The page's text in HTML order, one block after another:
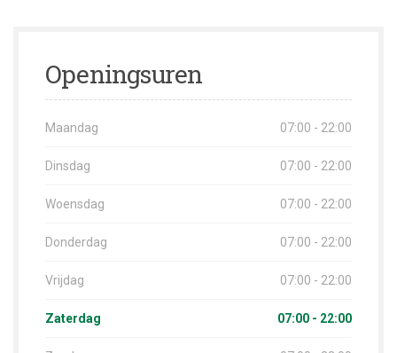
Openingsuren
Maandag 07:00 - 22:00
Dinsdag 07:00 - 22:00
Woensdag 07:00 - 22:00
Donderdag 07:00 - 22:00
Vrijdag 07:00 - 22:00
Zaterdag 07:00 - 22:00